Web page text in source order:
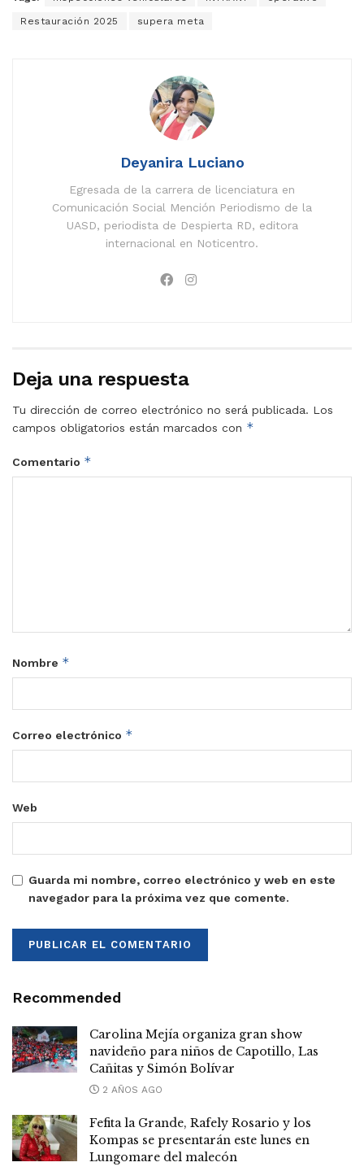
Restauración 2025 supera meta
Deyanira Luciano
Egresada de la carrera de licenciatura en
Comunicación Social Mención Periodismo de la
UASD, periodista de Despierta RD, editora
internacional en Noticentro.
Deja una respuesta
Tu dirección de correo electrónico no será publicada. Los
campos obligatorios están marcados con *
Comentario *
Nombre *
Correo electrónico *
Web
Guarda mi nombre, correo electrónico y web en este
navegador para la próxima vez que comente.
Recommended
Carolina Mejía organiza gran show
navideño para niños de Capotillo, Las
Cañitas y Simón Bolívar
2 AÑOS AGO
Fefita la Grande, Rafely Rosario y los
Kompas se presentarán este lunes en
Lungomare del malecón